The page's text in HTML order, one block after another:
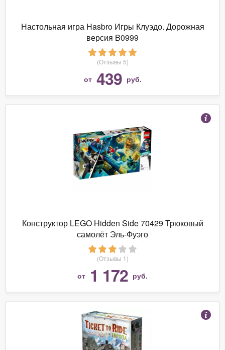
Настольная игра Hasbro Игры Клуэдо. Дорожная
версия B0999
(Отзывы 5)
от 439 руб.
Конструктор LEGO Hidden Side 70429 Трюковый
самолёт Эль-Фуэго
(Отзывы 1)
от 1 172 руб.